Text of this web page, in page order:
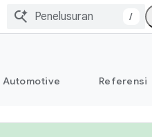
/
Automotive Referensi